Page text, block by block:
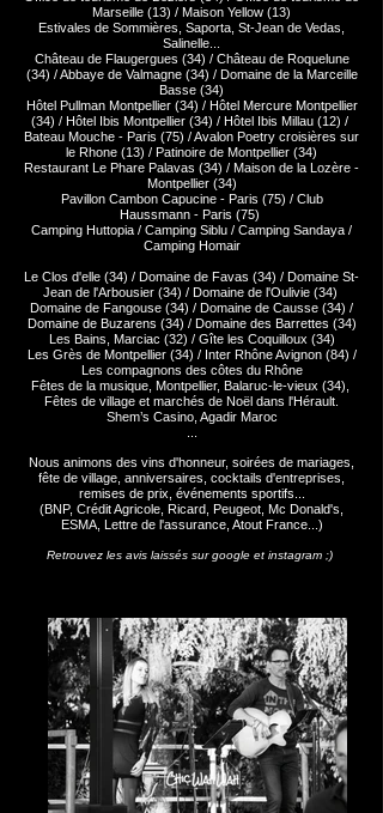
Marseille (13) / Maison Yellow (13)
Estivales de Sommières, Saporta, St-Jean de Vedas,
Salinelle...
Château de Flaugergues (34) / Château de Roquelune
(34) / Abbaye de Valmagne (34) / Domaine de la Marceille
Basse (34)
Hôtel Pullman Montpellier (34) / Hôtel Mercure Montpellier
(34) / Hôtel Ibis Montpellier (34) / Hôtel Ibis Millau (12) /
Bateau Mouche - Paris (75) / Avalon Poetry croisières sur
le Rhone (13) / Patinoire de Montpellier (34)
Restaurant Le Phare Palavas (34) / Maison de la Lozère -
Montpellier (34)
Pavillon Cambon Capucine - Paris (75) / Club
Haussmann - Paris (75)
Camping Huttopia / Camping Siblu / Camping Sandaya /
Camping Homair
Le Clos d'elle (34) / Domaine de Favas (34) / Domaine St-
Jean de l'Arbousier (34) / Domaine de l'Oulivie (34)
Domaine de Fangouse (34) / Domaine de Causse (34) /
Domaine de Buzarens (34) / Domaine des Barrettes (34)
Les Bains, Marciac (32) / Gîte les Coquilloux (34)
Les Grès de Montpellier (34) / Inter Rhône Avignon (84) /
Les compagnons des côtes du Rhône
Fêtes de la musique, Montpellier, Balaruc-le-vieux (34),
Fêtes de village et marchés de Noël dans l'Hérault.
Shem’s Casino, Agadir Maroc
Nous animons des vins d'honneur, soirées de mariages,
fête de village, anniversaires, cocktails d'entreprises,
remises de prix, événements sportifs...
(BNP, Crédit Agricole, Ricard, Peugeot, Mc Donald's,
ESMA, Lettre de l'assurance, Atout France...)
Retrouvez les avis laissés sur google et instagram ;)